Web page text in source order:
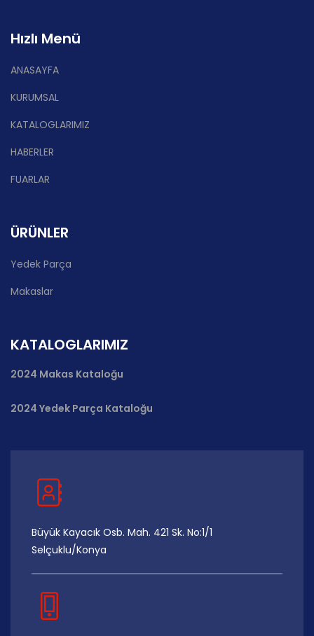
Hızlı Menü
ANASAYFA
KURUMSAL
KATALOGLARIMIZ
HABERLER
FUARLAR
ÜRÜNLER
Yedek Parça
Makaslar
KATALOGLARIMIZ
2024 Makas Kataloğu
2024 Yedek Parça Kataloğu
Büyük Kayacık Osb. Mah. 421 Sk. No:1/1
Selçuklu/Konya